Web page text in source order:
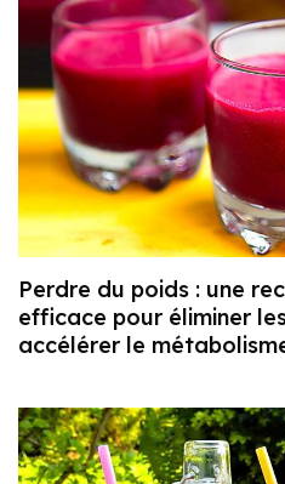
Perdre du poids : une
efficace pour éliminer
accélérer le